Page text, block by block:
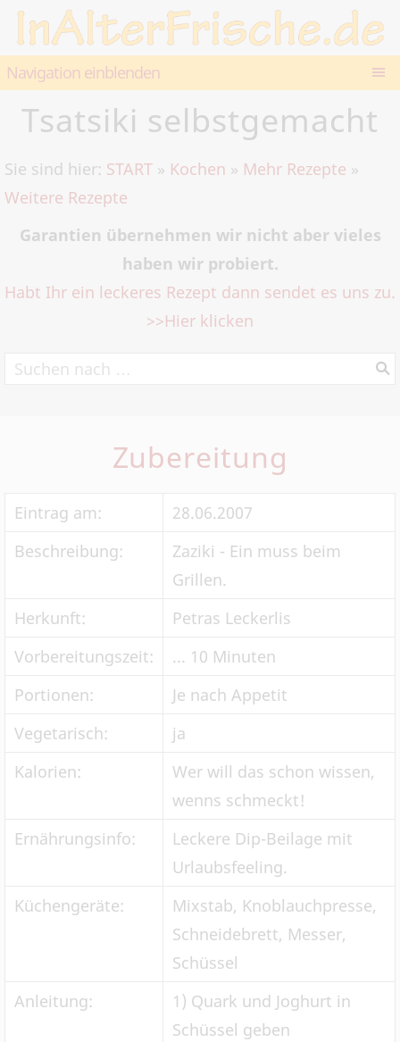
Navigation einblenden
Tsatsiki selbstgemacht
Sie sind hier: START » Kochen » Mehr Rezepte »
Weitere Rezepte
Garantien übernehmen wir nicht aber vieles
haben wir probiert.
Habt Ihr ein leckeres Rezept dann sendet es uns zu.
>>Hier klicken
Zubereitung
Eintrag am:
28.06.2007
Beschreibung:
Zaziki - Ein muss beim
Grillen.
Herkunft:
Petras Leckerlis
Vorbereitungszeit:
... 10 Minuten
Portionen:
Je nach Appetit
Vegetarisch:
ja
Kalorien:
Wer will das schon wissen,
wenns schmeckt!
Ernährungsinfo:
Leckere Dip-Beilage mit
Urlaubsfeeling.
Küchengeräte:
Mixstab, Knoblauchpresse,
Schneidebrett, Messer,
Schüssel
Anleitung:
1) Quark und Joghurt in
Schüssel geben